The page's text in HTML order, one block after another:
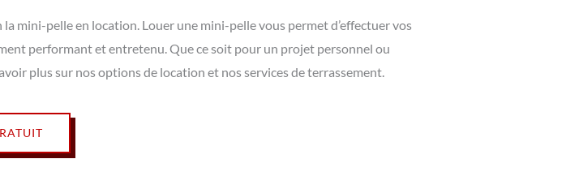
mini-pelle en location. Louer une mini-pelle vous permet d’effectuer vos
performant et entretenu. Que ce soit pour un projet personnel ou
plus sur nos options de location et nos services de terrassement.